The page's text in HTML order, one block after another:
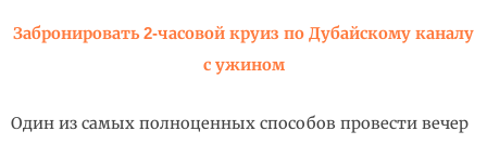
Забронировать 2-часовой круиз по Дубайскому каналу
с ужином
Один из самых полноценных способов провести вечер